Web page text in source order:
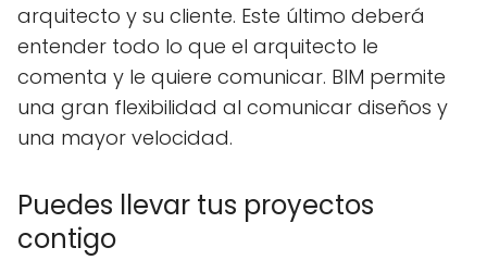
arquitecto y su cliente. Este último deberá
entender todo lo que el arquitecto le
comenta y le quiere comunicar. BIM permite
una gran flexibilidad al comunicar diseños y
una mayor velocidad.
Puedes llevar tus proyectos
contigo